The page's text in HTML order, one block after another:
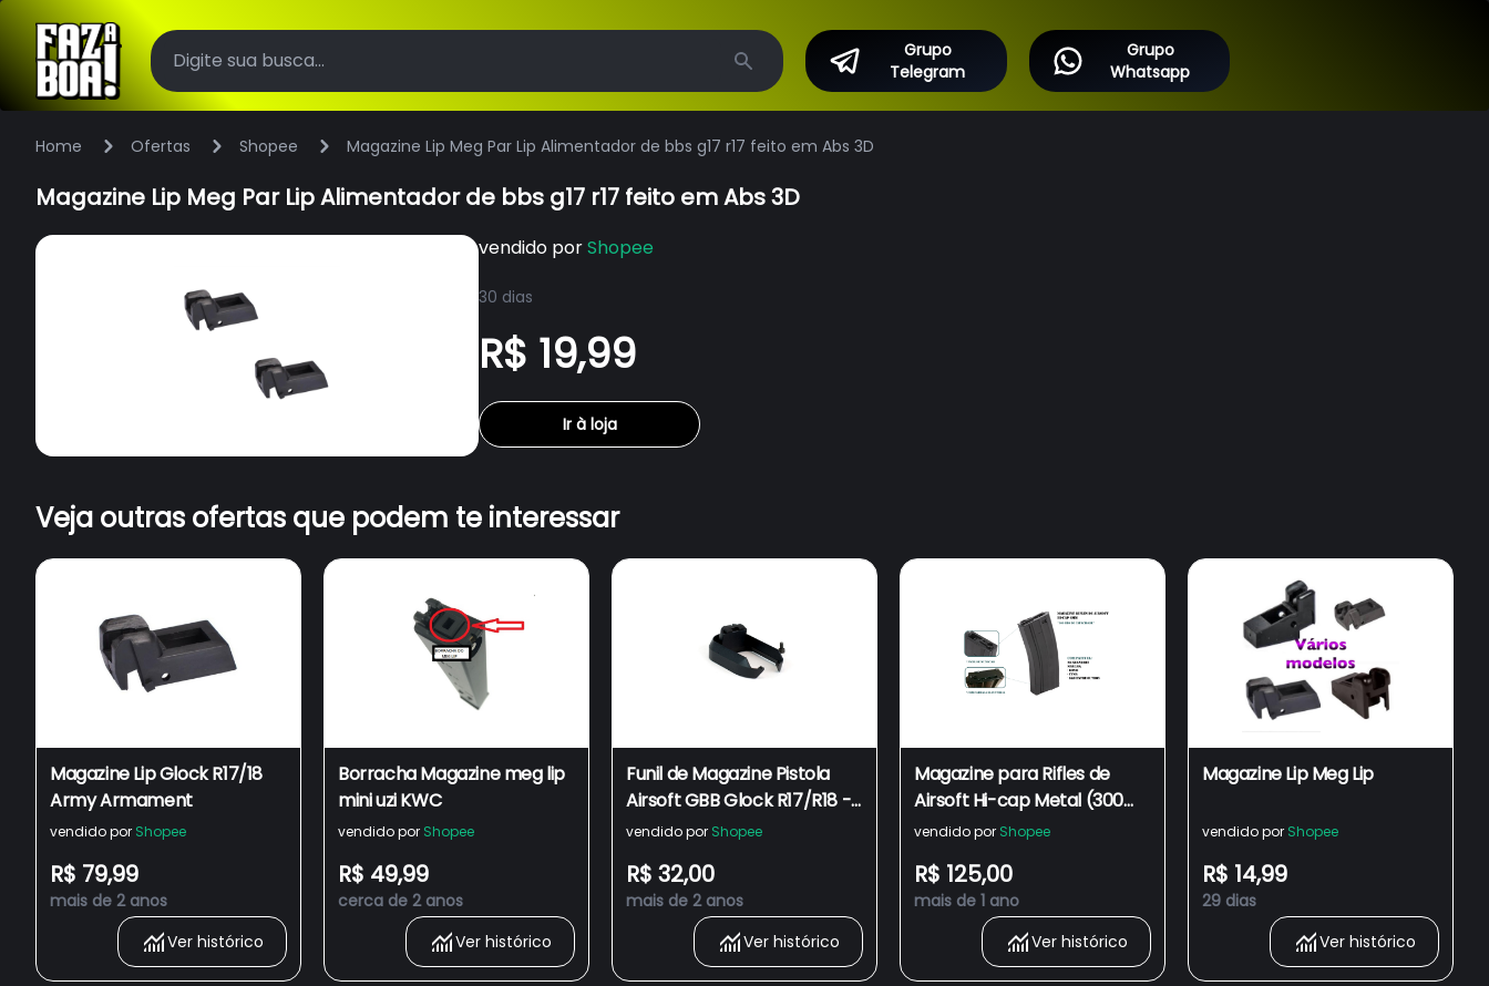
Search
Grupo
Telegram
Grupo
Whatsapp
Home Ofertas Shopee Magazine Lip Meg Par Lip Alimentador de bbs g17 r17 feito em Abs 3D
Magazine Lip Meg Par Lip Alimentador de bbs g17 r17 feito em Abs 3D
vendido porShopee
30 dias
R$ 19,99
Ir à loja
Veja outras ofertas que podem te interessar
Magazine Lip Glock R17/18
Army Armament
vendido por Shopee
R$ 79,99
mais de 2 anos
Ver histórico
Borracha Magazine meg lip
mini uzi KWC
vendido por Shopee
R$ 49,99
cerca de 2 anos
Ver histórico
Funil de Magazine Pistola
Airsoft GBB Glock R17/R18 -
Army Armament
vendido por Shopee
R$ 32,00
mais de 2 anos
Ver histórico
Magazine para Rifles de
Airsoft Hi-cap Metal (300
Bbs 6mm)
vendido por Shopee
R$ 125,00
mais de 1 ano
Ver histórico
Magazine Lip Meg Lip
vendido por Shopee
R$ 14,99
29 dias
Ver histórico